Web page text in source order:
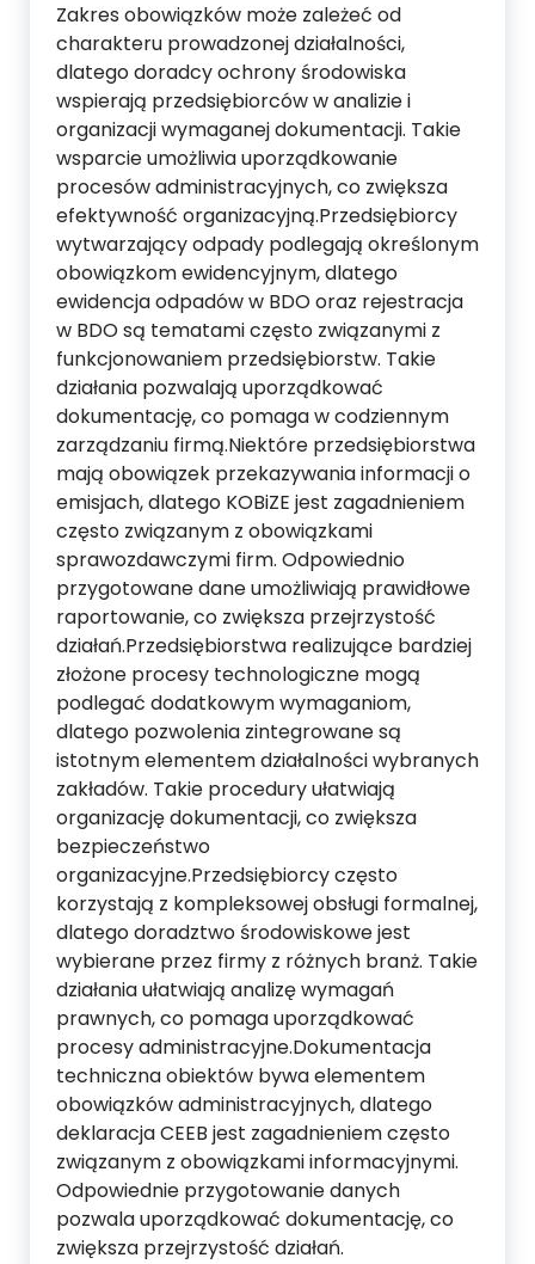
Zakres obowiązków może zależeć od
charakteru prowadzonej działalności,
dlatego doradcy ochrony środowiska
wspierają przedsiębiorców w analizie i
organizacji wymaganej dokumentacji. Takie
wsparcie umożliwia uporządkowanie
procesów administracyjnych, co zwiększa
efektywność organizacyjną.Przedsiębiorcy
wytwarzający odpady podlegają określonym
obowiązkom ewidencyjnym, dlatego
ewidencja odpadów w BDO oraz rejestracja
w BDO są tematami często związanymi z
funkcjonowaniem przedsiębiorstw. Takie
działania pozwalają uporządkować
dokumentację, co pomaga w codziennym
zarządzaniu firmą.Niektóre przedsiębiorstwa
mają obowiązek przekazywania informacji o
emisjach, dlatego KOBiZE jest zagadnieniem
często związanym z obowiązkami
sprawozdawczymi firm. Odpowiednio
przygotowane dane umożliwiają prawidłowe
raportowanie, co zwiększa przejrzystość
działań.Przedsiębiorstwa realizujące bardziej
złożone procesy technologiczne mogą
podlegać dodatkowym wymaganiom,
dlatego pozwolenia zintegrowane są
istotnym elementem działalności wybranych
zakładów. Takie procedury ułatwiają
organizację dokumentacji, co zwiększa
bezpieczeństwo
organizacyjne.Przedsiębiorcy często
korzystają z kompleksowej obsługi formalnej,
dlatego doradztwo środowiskowe jest
wybierane przez firmy z różnych branż. Takie
działania ułatwiają analizę wymagań
prawnych, co pomaga uporządkować
procesy administracyjne.Dokumentacja
techniczna obiektów bywa elementem
obowiązków administracyjnych, dlatego
deklaracja CEEB jest zagadnieniem często
związanym z obowiązkami informacyjnymi.
Odpowiednie przygotowanie danych
pozwala uporządkować dokumentację, co
zwiększa przejrzystość działań.